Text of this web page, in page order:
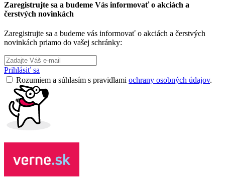
Zaregistrujte sa a budeme Vás informovať o akciách a
čerstvých novinkách
Zaregistrujte sa a budeme vás informovať o akciách a čerstvých
novinkách priamo do vašej schránky:
Prihlásiť sa
Rozumiem a súhlasím s pravidlami ochrany osobných údajov.